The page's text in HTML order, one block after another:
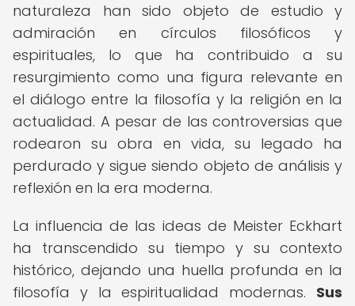
naturaleza han sido objeto de estudio y
admiración en círculos filosóficos y
espirituales, lo que ha contribuido a su
resurgimiento como una figura relevante en
el diálogo entre la filosofía y la religión en la
actualidad. A pesar de las controversias que
rodearon su obra en vida, su legado ha
perdurado y sigue siendo objeto de análisis y
reflexión en la era moderna.
La influencia de las ideas de Meister Eckhart
ha transcendido su tiempo y su contexto
histórico, dejando una huella profunda en la
filosofía y la espiritualidad modernas. Sus